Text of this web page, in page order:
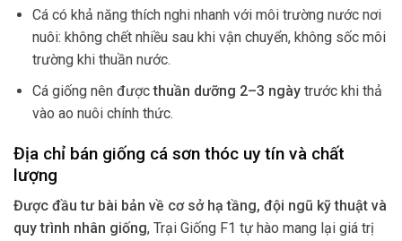
Cá có khả năng thích nghi nhanh với môi trường nước nơi
nuôi: không chết nhiều sau khi vận chuyển, không sốc môi
trường khi thuần nước.
Cá giống nên đượcthuần dưỡng 2–3 ngàytrước khi thả
vào ao nuôi chính thức.
Địa chỉ bán giống cá sơn thóc uy tín và chất
lượng
Được đầu tư bài bản về cơ sở hạ tầng, đội ngũ kỹ thuật và
quy trình nhân giống, Trại Giống F1 tự hào mang lại giá trị